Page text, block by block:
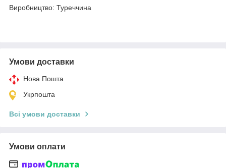
Виробництво: Туреччина
Умови доставки
Нова Пошта
Укрпошта
Всі умови доставки
Умови оплати